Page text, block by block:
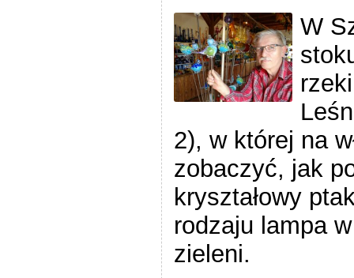
W
2), w której na
zobaczyć, jak
kryształowy
rodzaju lampa
zieleni.